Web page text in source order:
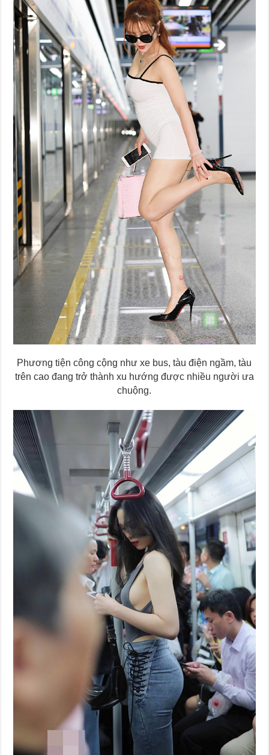
Phương tiện công cộng như xe bus, tàu điện ngầm, tàu
trên cao đang trở thành xu hướng được nhiều người ưa
chuộng.